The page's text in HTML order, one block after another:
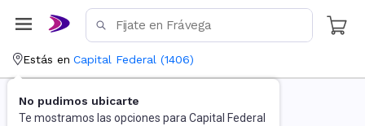
Estás en Capital Federal (1406)
No pudimos ubicarte
Te mostramos las opciones para Capital Federal